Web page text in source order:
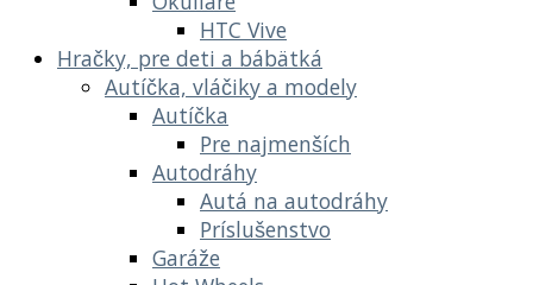
HTC Vive
Hračky, pre deti a bábätká
Autíčka, vláčiky a modely
Autíčka
Pre najmenších
Autodráhy
Autá na autodráhy
Príslušenstvo
Garáže